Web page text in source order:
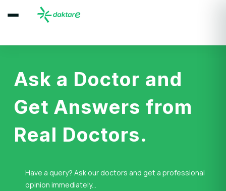
Ask a Doctor and
Get Answers from
Real Doctors.
Have a query? Ask our doctors and get a professional
opinion immediately...